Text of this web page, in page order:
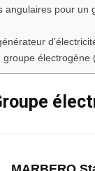
angulaires pour un
groupe électrogène